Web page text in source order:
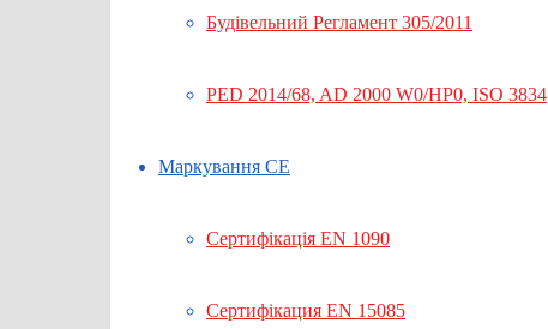
Будівельний Регламент 305/2011
PED 2014/68, AD 2000 W0/HP0, ISO 3834
Маркування СЕ
Сертифікація EN 1090
Сертифікация EN 15085